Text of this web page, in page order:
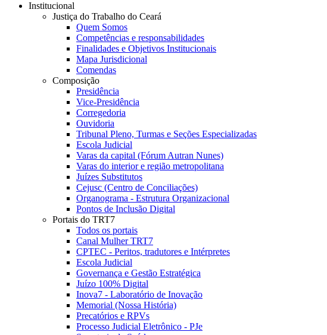
Institucional
Justiça do Trabalho do Ceará
Quem Somos
Competências e responsabilidades
Finalidades e Objetivos Institucionais
Mapa Jurisdicional
Comendas
Composição
Presidência
Vice-Presidência
Corregedoria
Ouvidoria
Tribunal Pleno, Turmas e Seções Especializadas
Escola Judicial
Varas da capital (Fórum Autran Nunes)
Varas do interior e região metropolitana
Juízes Substitutos
Cejusc (Centro de Conciliações)
Organograma - Estrutura Organizacional
Pontos de Inclusão Digital
Portais do TRT7
Todos os portais
Canal Mulher TRT7
CPTEC - Peritos, tradutores e Intérpretes
Escola Judicial
Governança e Gestão Estratégica
Juízo 100% Digital
Inova7 - Laboratório de Inovação
Memorial (Nossa História)
Precatórios e RPVs
Processo Judicial Eletrônico - PJe